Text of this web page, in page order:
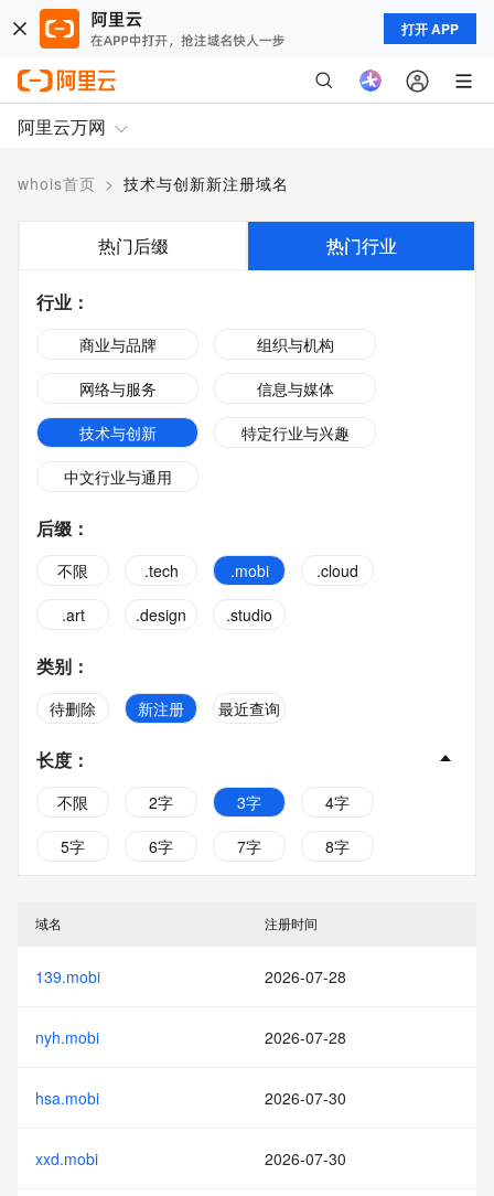
打开 APP
阿里云万网
whois首页 > 技术与创新新注册域名
热门后缀 热门行业
行业 ：
商业与品牌
组织与机构
网络与服务
信息与媒体
技术与创新
特定行业与兴趣
中文行业与通用
后缀 ：
不限 .tech .mobi
.cloud
.art
.design .studio
类别 ：
待删除 新注册 最近查询
长度 ：
不限 2字 3字
4字
5字
6字 7字
8字
域名 注册时间
139.mobi 2026-07-28
nyh.mobi 2026-07-28
hsa.mobi 2026-07-30
xxd.mobi 2026-07-30